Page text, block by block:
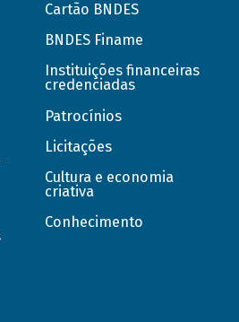
Cartão BNDES
BNDES Finame
Instituições financeiras
credenciadas
Patrocínios
Licitações
Cultura e economia
criativa
Conhecimento